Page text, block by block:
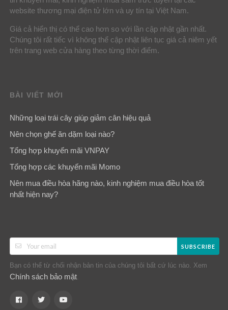
website thương mại điện tử lớn và uy tín tại Việt Nam.
Giá cả hiển thị có thể cao hơn so với lần cập nhật gần nhất.
Chúng tôi rất tiếc vì không thể cập nhật liên tục giá cả niêm yết
trên trang web cửa hàng theo từng thời điểm.
BÀI VIẾT MỚI
Những loại trái cây giúp giảm cân hiệu quả
Nên chọn ghế ăn dặm loại nào?
Tổng hợp khuyến mãi VNPAY
Tổng hợp các khuyến mãi Momo
Nên mua điều hòa hãng nào, kinh nghiệm mua điều hòa tốt
nhất hiện nay?
SUBSCRIBE
Bạn có thể từ chối nhận bản tin của chúng tôi bất cứ lúc nào. Xem
Chính sách bảo mật